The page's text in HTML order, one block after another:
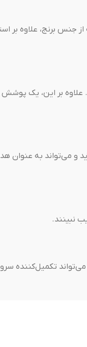
برنج، علاوه بر
بر این، یک
و می‌تواند به عنوان
نبینند.
می‌تواند تکمیل‌کننده